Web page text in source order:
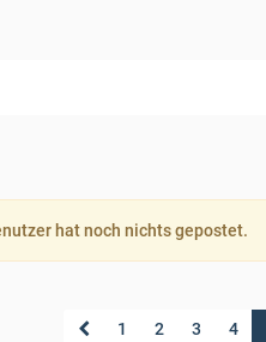
hat noch nichts gepostet.
1 2 3 4